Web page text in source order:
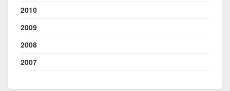
2010
2009
2008
2007